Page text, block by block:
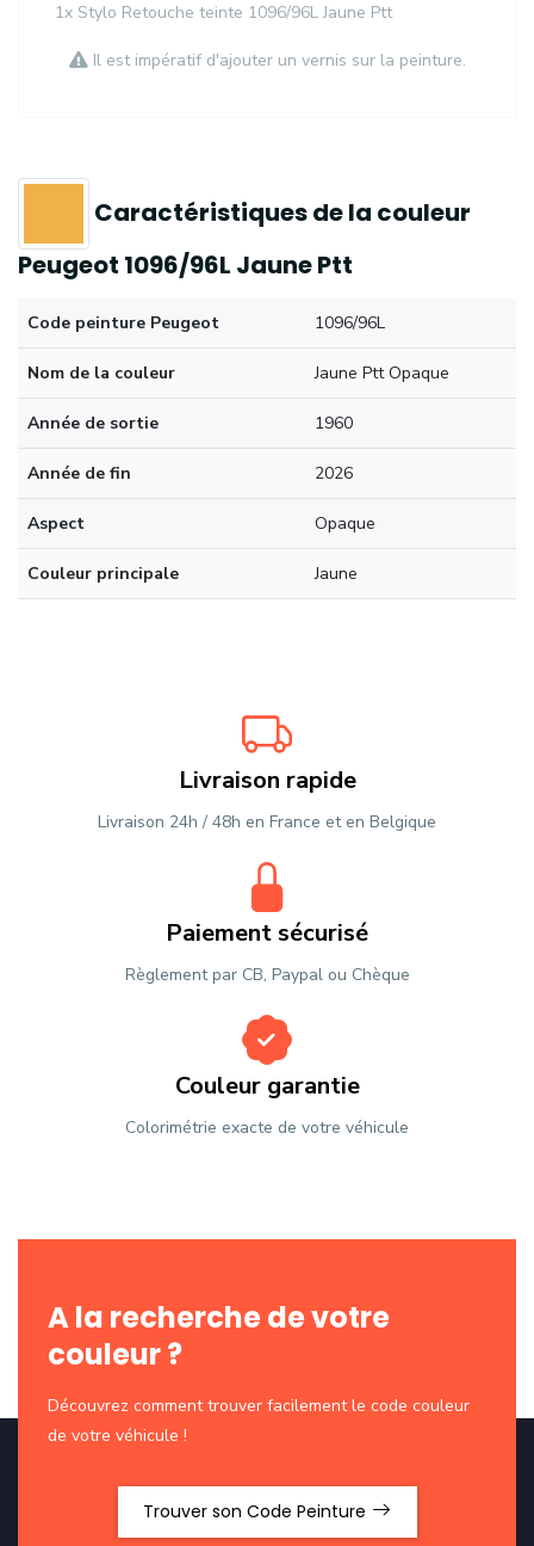
1x Stylo Retouche teinte 1096/96L Jaune Ptt
Il est impératif d'ajouter un vernis sur la peinture.
Caractéristiques de la couleur
Peugeot 1096/96L Jaune Ptt
Code peinture Peugeot 1096/96L
Nom de la couleur Jaune Ptt Opaque
Année de sortie 1960
Année de fin 2026
Aspect Opaque
Couleur principale Jaune
Livraison rapide
Livraison 24h / 48h en France et en Belgique
Paiement sécurisé
Règlement par CB, Paypal ou Chèque
Couleur garantie
Colorimétrie exacte de votre véhicule
A la recherche de votre
couleur ?
Découvrez comment trouver facilement le code couleur
de votre véhicule !
Trouver son Code Peinture